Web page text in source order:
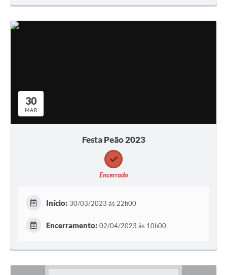
30
MAR
Festa Peão 2023
Encerrado
Início: 30/03/2023 às 22h00
Encerramento: 02/04/2023 às 10h00